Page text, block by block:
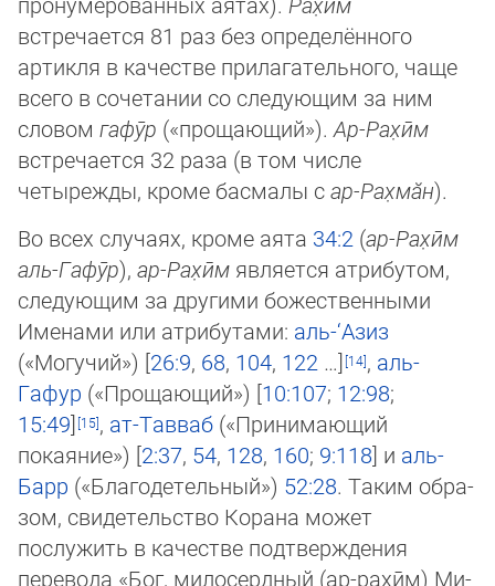
встречается 81 раз без определённого
артикля в качестве прилагательного, чаще
всего в сочетании со сле­дующим за ним
словом гафӯр («прощающий»).Ар-Рах̣ӣм
встречается 32 раза (в том числе
четырежды, кроме басмалы сар-Рах̣­мӑн).
Во всех случаях, кроме аята 34:2 (ар-Рах̣ӣм
аль-Гафӯр), ар-Рах̣ӣм является атрибутом,
следующим за другими божест­вен­ными
Именами или атрибутами: аль-‘Азиз
(«Могучий») [26:9, 68, 104, 122 …] , аль-
Гафур («Прощающий») [10:107; 12:98;
15:49] , ат-Тавваб («Принимающий
покаяние») [2:37, 54, 128, 160; 9:118] и аль-
Барр («Благодетельный») 52:28. Таким об­ра­
зом, свидетельство Корана может
послужить в качестве подтверждения
перевода «Бог, милосердный (ар-рах̣ӣм) Ми­